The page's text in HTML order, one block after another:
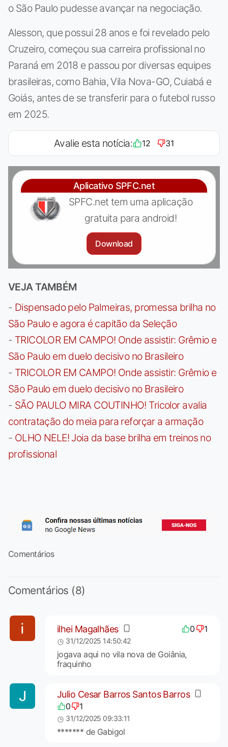
o São Paulo pudesse avançar na negociação.
Alesson, que possui 28 anos e foi revelado pelo
Cruzeiro, começou sua carreira profissional no
Paraná em 2018 e passou por diversas equipes
brasileiras, como Bahia, Vila Nova-GO, Cuiabá e
Goiás, antes de se transferir para o futebol russo
em 2025.
Avalie esta notícia: 12 31
Aplicativo SPFC.net
SPFC.net tem uma aplicação
gratuita para android!
Download
VEJA TAMBÉM
- Dispensado pelo Palmeiras, promessa brilha no
São Paulo e agora é capitão da Seleção
- TRICOLOR EM CAMPO! Onde assistir: Grêmio e
São Paulo em duelo decisivo no Brasileiro
- TRICOLOR EM CAMPO! Onde assistir: Grêmio e
São Paulo em duelo decisivo no Brasileiro
- SÃO PAULO MIRA COUTINHO! Tricolor avalia
contratação do meia para reforçar a armação
- OLHO NELE! Joia da base brilha em treinos no
profissional
Comentários
Comentários (8)
ilhei Magalhães 0 1
31/12/2025 14:50:42
jogava aqui no vila nova de Goiânia,
fraquinho
Julio Cesar Barros Santos Barros
0 1
31/12/2025 09:33:11
******* de Gabigol